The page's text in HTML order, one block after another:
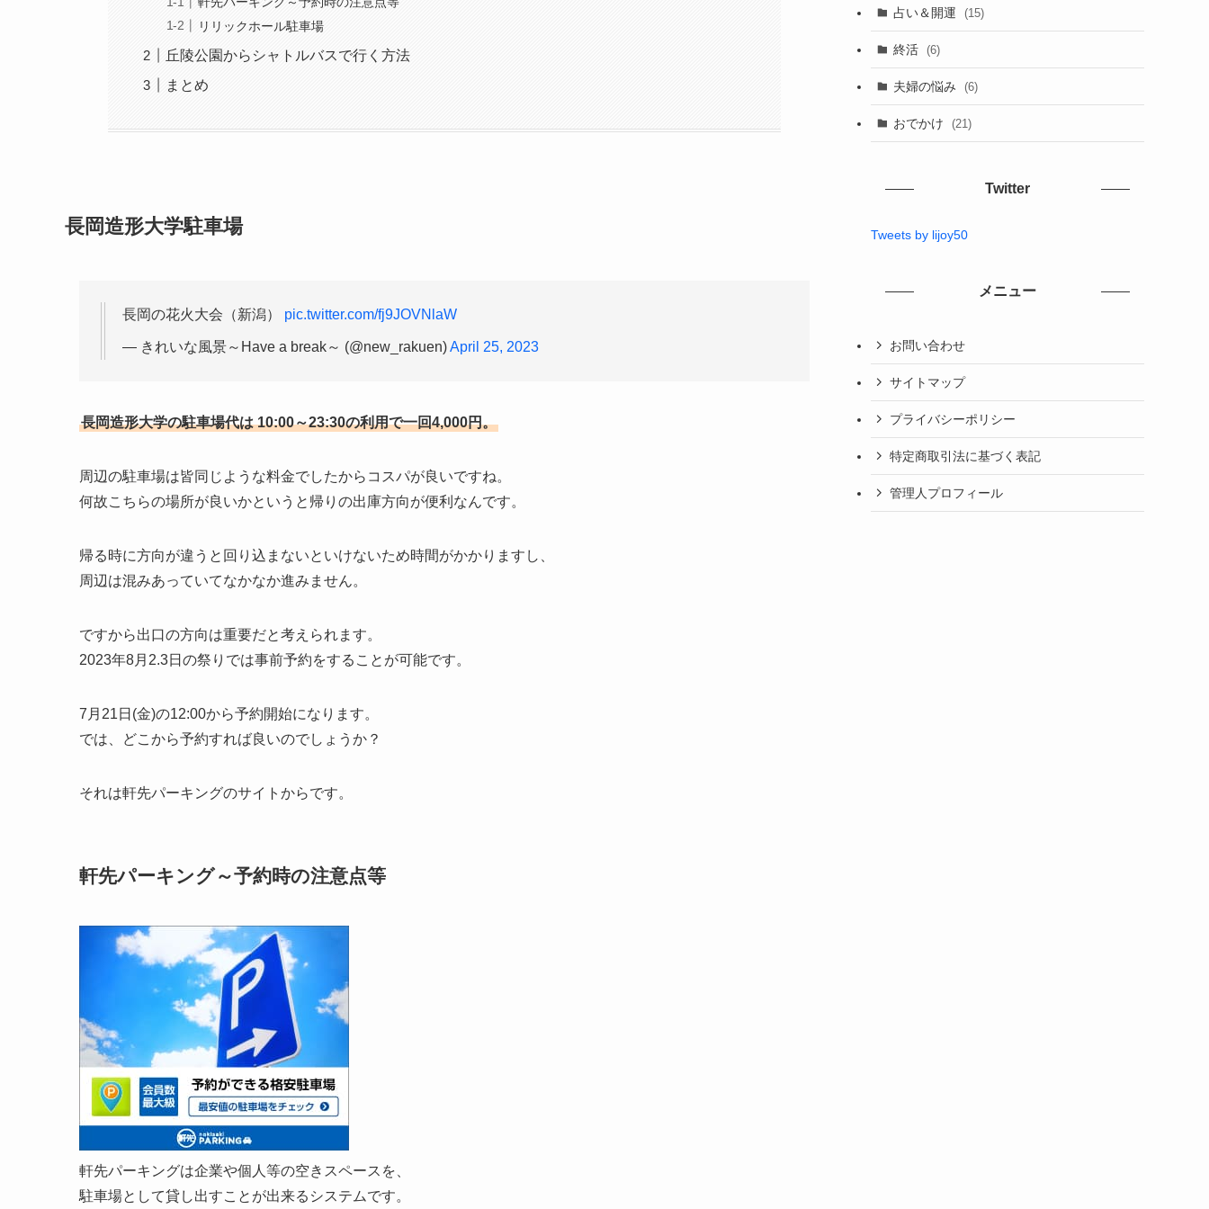
リリックホール駐車場
丘陵公園からシャトルバスで行く方法
まとめ
長岡造形大学駐車場
長岡の花火大会（新潟） pic.twitter.com/fj9JOVNlaW
— きれいな風景～Have a break～ (@new_rakuen)April 25, 2023
長岡造形大学の駐車場代は 10:00～23:30の利用で一回4,000円。
周辺の駐車場は皆同じような料金でしたからコスパが良いですね。
何故こちらの場所が良いかというと帰りの出庫方向が便利なんです。
帰る時に方向が違うと回り込まないといけないため時間がかかりますし、
周辺は混みあっていてなかなか進みません。
ですから出口の方向は重要だと考えられます。
2023年8月2.3日の祭りでは事前予約をすることが可能です。
7月21日(金)の12:00から予約開始になります。
では、どこから予約すれば良いのでしょうか？
それは軒先パーキングのサイトからです。
軒先パーキング～予約時の注意点等
軒先パーキングは企業や個人等の空きスペースを、
駐車場として貸し出すことが出来るシステムです。
占い＆開運 (15)
終活 (6)
夫婦の悩み (6)
おでかけ (21)
Twitter
Tweets by lijoy50
メニュー
お問い合わせ
サイトマップ
プライバシーポリシー
特定商取引法に基づく表記
管理人プロフィール